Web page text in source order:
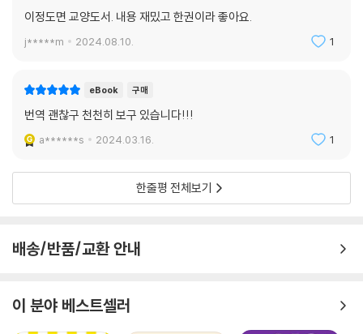
으면 끝까지 읽을 수 있는 책”이 되도록 했다.
스미스 시대에는 한 문장이 한 페이지에 이를 정도로 길게 이어 쓰는 것이
기 좋게 했으며, 적당한 페이지마다 해당 부분에 소제목을 붙여 지금 읽고
있는 부분의 주제가 무엇인지 금방 파악할 수 있게 했다.
중상주의가 당연한 부의 원천으로 인정받던 시대에, 애덤 스미스는 그 시
50년을 이끌어왔다. 그 힘과 근거가 무엇인지 살펴보고 싶은 호기심 어린
독자들이라면 이 책을 손쉽게 완독한 후 자기만의 부의 길을 찾아낼 수 있
이정도면 교양도서. 내용 재밌고 한권이라 좋아요.
j*****m 2024.08.10. 1
eBook 구매
번역 괜찮구 천천히 보구 있습니다!!!
a******s 2024.03.16. 1
한줄평 전체보기
배송/반품/교환 안내
이 분야 베스트셀러